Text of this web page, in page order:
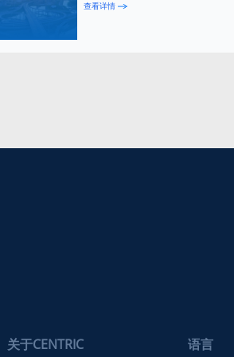
查看详情
关于CENTRIC
语言